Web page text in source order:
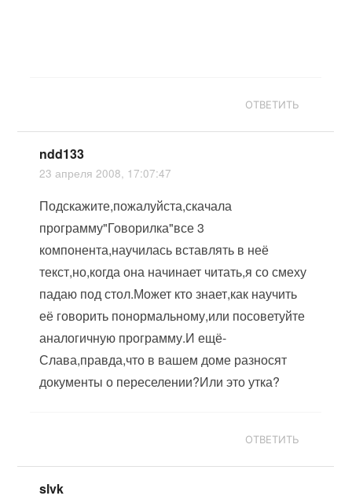
ОТВЕТИТЬ
ndd133
23 апреля 2008, 17:07:47
Подскажите,пожалуйста,скачала
программу"Говорилка"все 3
компонента,научилась вставлять в неё
текст,но,когда она начинает читать,я со смеху
падаю под стол.Может кто знает,как научить
её говорить понормальному,или посоветуйте
аналогичную программу.И ещё-
Слава,правда,что в вашем доме разносят
документы о переселении?Или это утка?
ОТВЕТИТЬ
slvk